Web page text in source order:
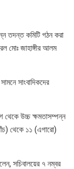
তদন্ত কমিটি গঠন করা
মোঃ জাহাঙ্গীর আলম
সাংবাদিকদের
থেকে উচ্চ ক্ষমতাসম্পন্ন
থেকে ১১ (এগারো)
সচিবালয়ের ৭ নম্বর